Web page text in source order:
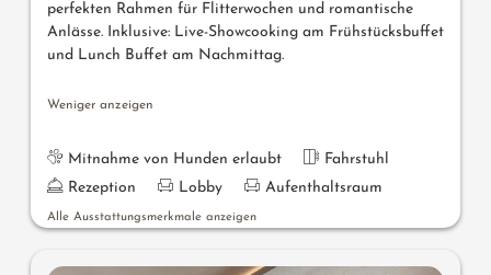
perfekten Rahmen für Flitterwochen und romantische
Anlässe. Inklusive: Live-Showcooking am Frühstücksbuffet
und Lunch Buffet am Nachmittag.
Weniger anzeigen
Mitnahme von Hunden erlaubt
Fahrstuhl
Rezeption
Lobby Aufenthaltsraum
Alle Ausstattungsmerkmale anzeigen